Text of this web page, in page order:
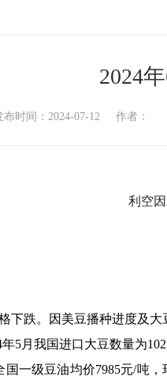
2024
布时间：2024-07-12 作者
利空
下跌。因美豆播种进度及
5月我国进口大豆数量为
国一级豆油均价7985元/吨